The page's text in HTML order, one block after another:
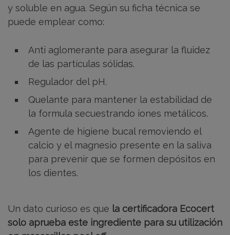
y soluble en agua. Según su ficha técnica se
puede emplear como:
Anti aglomerante para asegurar la fluidez
de las partículas sólidas.
Regulador del pH.
Quelante para mantener la estabilidad de
la formula secuestrando iones metálicos.
Agente de higiene bucal removiendo el
calcio y el magnesio presente en la saliva
para prevenir que se formen depósitos en
los dientes.
Un dato curioso es que la certificadora Ecocert
solo aprueba este ingrediente para su utilización